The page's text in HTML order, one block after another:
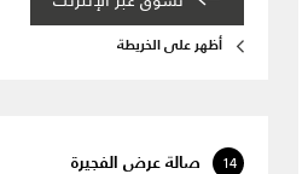
أظهر على الخريطة
14 صالة عرض الفجيرة